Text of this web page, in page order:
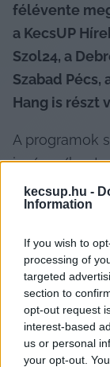
kecsup.hu -
Information
If you wish to
processing of
targeted
section to
opt-out request
interest-based
us or personal
your opt-out.
félévente
a KecsUP
Szol24, a
Szabad Pécs,
Hang is részt
A programok
im/pro/kontra
ahol a
A pénteki
brandépítés
Utóbbi
Rádió